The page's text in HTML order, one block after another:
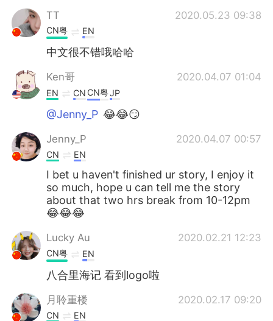
TT 2020.05.23 09:38
CN粤 EN
中文很不错哦哈哈
Ken哥 2020.04.07 01:04
EN CN CN粤JP
@Jenny_P 😂😂😏
Jenny_P 2020.04.07 00:57
CN EN
I bet u haven't finished ur story, I enjoy it
so much, hope u can tell me the story
about that two hrs break from 10-12pm
😂😂😂
Lucky Au 2020.02.21 12:23
CN粤 EN
八合里海记 看到logo啦
月聆重楼 2020.02.17 09:20
CN EN